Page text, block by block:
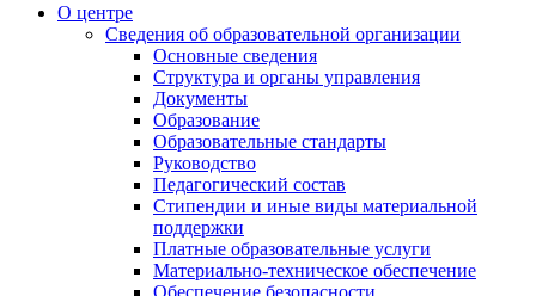
О центре
Сведения об образовательной организации
Основные сведения
Структура и органы управления
Документы
Образование
Образовательные стандарты
Руководство
Педагогический состав
Стипендии и иные виды материальной
поддержки
Платные образовательные услуги
Материально-техническое обеспечение
Обеспечение безопасности